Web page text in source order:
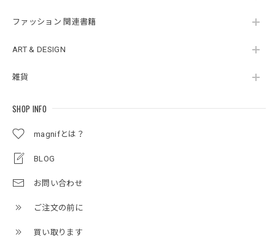
ファッション 関連書籍
ART & DESIGN
雑貨
SHOP INFO
magnifとは？
BLOG
お問い合わせ
ご注文の前に
買い取ります